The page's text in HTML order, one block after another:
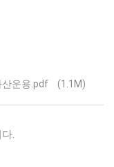
산운용.pdf
(1.1M)
.